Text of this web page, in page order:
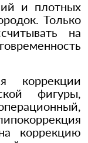
и плотных
Только
на
фигуры,
коррекцию